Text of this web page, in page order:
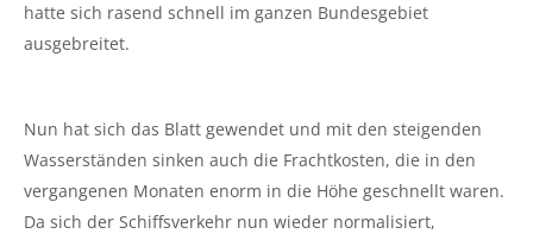
hatte sich rasend schnell im ganzen Bundesgebiet
ausgebreitet.
Nun hat sich das Blatt gewendet und mit den steigenden
Wasserständen sinken auch die Frachtkosten, die in den
vergangenen Monaten enorm in die Höhe geschnellt waren.
Da sich der Schiffsverkehr nun wieder normalisiert,